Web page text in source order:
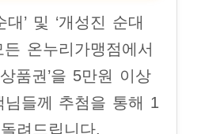
대’ 및 ‘개성진 순대
든 온누리가맹점에서
품권’을 5만원 이상
님들께 추첨을 통해 1
려드립니다.